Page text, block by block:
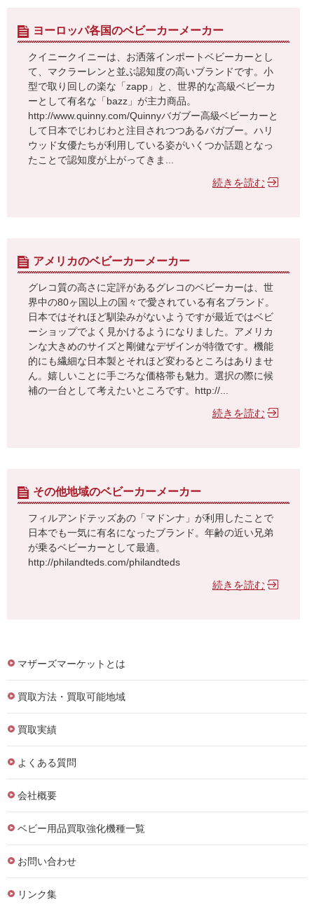
ヨーロッパ各国のベビーカーメーカー
クイニークイニーは、お洒落インポートベビーカーとし
て、マクラーレンと並ぶ認知度の高いブランドです。小
型で取り回しの楽な「zapp」と、世界的な高級ベビーカ
ーとして有名な「bazz」が主力商品。
http://www.quinny.com/Quinnyバガブー高級ベビーカーと
して日本でじわじわと注目されつつあるバガブー。ハリ
ウッド女優たちが利用している姿がいくつか話題となっ
たことで認知度が上がってきま...
続きを読む
アメリカのベビーカーメーカー
グレコ質の高さに定評があるグレコのベビーカーは、世
界中の80ヶ国以上の国々で愛されている有名ブランド。
日本ではそれほど馴染みがないようですが最近ではベビ
ーショップでよく見かけるようになりました。アメリカ
ンな大きめのサイズと剛健なデザインが特徴です。機能
的にも繊細な日本製とそれほど変わるところはありませ
ん。嬉しいことに手ごろな価格帯も魅力。選択の際に候
補の一台として考えたいところです。http://...
続きを読む
その他地域のベビーカーメーカー
フィルアンドテッズあの「マドンナ」が利用したことで
日本でも一気に有名になったブランド。年齢の近い兄弟
が乗るベビーカーとして最適。
http://philandteds.com/philandteds
続きを読む
マザーズマーケットとは
買取方法・買取可能地域
買取実績
よくある質問
会社概要
ベビー用品買取強化機種一覧
お問い合わせ
リンク集